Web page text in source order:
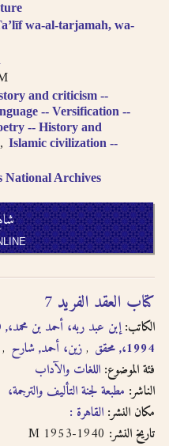
wa-al-tarjamah, wa-
and criticism --
-- Versification --
-- History and
Islamic civilization --
National Archives
كتاب العقد الفريد 7
الكاتب: إبن عبد ربه، أحمد بن محمد،, 860-940
1994،, محقق
زين، أحمد, شارح
فئة الموضوع: اللغات والآداب
الناشر: مطبعة لجنة التأليف والترجمة،
مكان النشر: القاهرة :
تاريخ النشر: